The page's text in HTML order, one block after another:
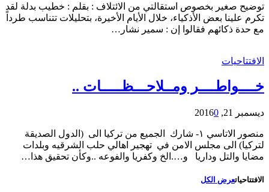
توضيح صغير بخصوص استقالتي من الائتلاف : بقلم : خطيب بدلة لقد
تكرم علينا بعض الأذكياء، خلال الأيام الأخيرة، بتحليلات تتناسب طرداً
مع حدة ذكائهم فقالوا إن : سمير نشار…
الافتتاحيات
خــــواطــــر ومــلاحـــظـــــات ..
ديسمبر 21, 2016 0
منصور الاتاسي ١- شارك الجميع من تركيا الى (الدول الصديقة
لتركيا) الى مجلس الامن في تهجير اهالي حلب الشرقيه وبلدات
مضايا والتل وداريا و….الخ وكفريا والفوعه ..وكأن تحقيق هذا…
الافتتاحياتعرض الكل